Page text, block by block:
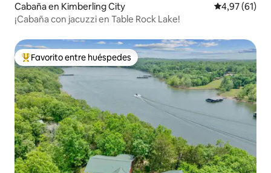
Cabaña en Kimberling City Calificación
4,97 (61)
¡Cabaña con jacuzzi en Table Rock Lake!
Favorito entre los huéspedes más destacados
Favorito entre huéspedes